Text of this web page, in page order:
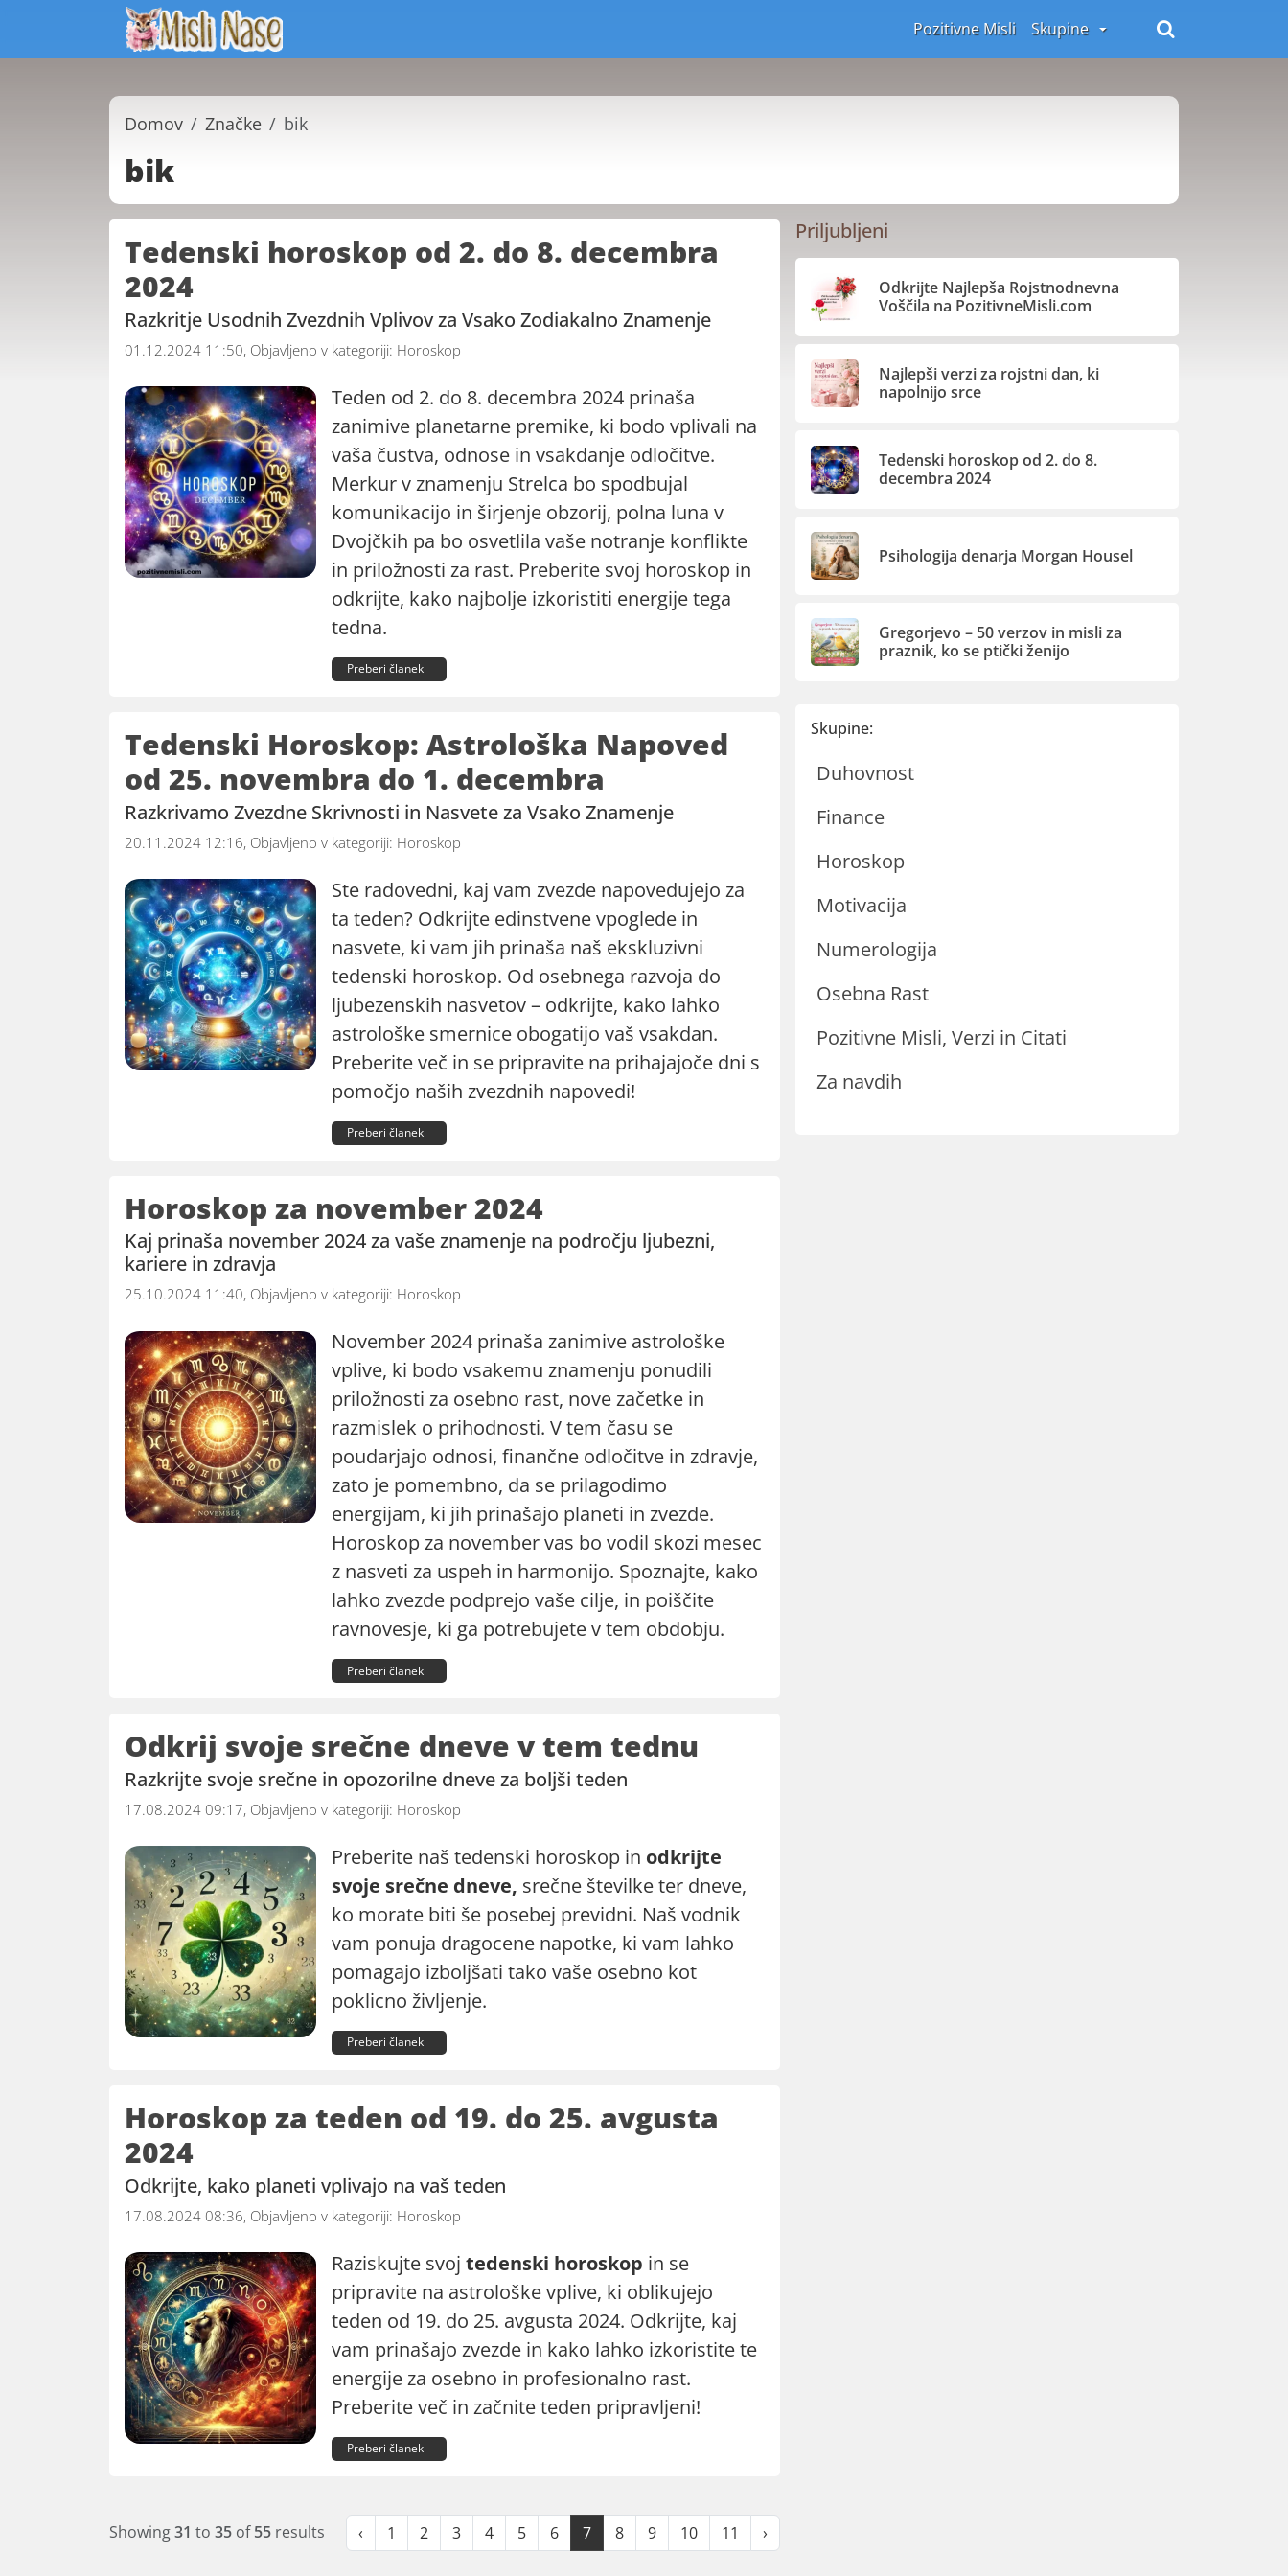
Pozitivne Misli Skupine
Domov Značke bik
bik
Tedenski horoskop od 2. do 8. decembra
2024
Razkritje Usodnih Zvezdnih Vplivov za Vsako Zodiakalno Znamenje
01.12.2024 11:50, Objavljeno v kategoriji: Horoskop
Teden od 2. do 8. decembra 2024 prinaša
zanimive planetarne premike, ki bodo vplivali na
vaša čustva, odnose in vsakdanje odločitve.
Merkur v znamenju Strelca bo spodbujal
komunikacijo in širjenje obzorij, polna luna v
Dvojčkih pa bo osvetlila vaše notranje konflikte
in priložnosti za rast. Preberite svoj horoskop in
odkrijte, kako najbolje izkoristiti energije tega
tedna.
Preberi članek
Tedenski Horoskop: Astrološka Napoved
od 25. novembra do 1. decembra
Razkrivamo Zvezdne Skrivnosti in Nasvete za Vsako Znamenje
20.11.2024 12:16, Objavljeno v kategoriji: Horoskop
Ste radovedni, kaj vam zvezde napovedujejo za
ta teden? Odkrijte edinstvene vpoglede in
nasvete, ki vam jih prinaša naš ekskluzivni
tedenski horoskop. Od osebnega razvoja do
ljubezenskih nasvetov – odkrijte, kako lahko
astrološke smernice obogatijo vaš vsakdan.
Preberite več in se pripravite na prihajajoče dni s
pomočjo naših zvezdnih napovedi!
Preberi članek
Horoskop za november 2024
Kaj prinaša november 2024 za vaše znamenje na področju ljubezni,
kariere in zdravja
25.10.2024 11:40, Objavljeno v kategoriji: Horoskop
November 2024 prinaša zanimive astrološke
vplive, ki bodo vsakemu znamenju ponudili
priložnosti za osebno rast, nove začetke in
razmislek o prihodnosti. V tem času se
poudarjajo odnosi, finančne odločitve in zdravje,
zato je pomembno, da se prilagodimo
energijam, ki jih prinašajo planeti in zvezde.
Horoskop za november vas bo vodil skozi mesec
z nasveti za uspeh in harmonijo. Spoznajte, kako
lahko zvezde podprejo vaše cilje, in poiščite
ravnovesje, ki ga potrebujete v tem obdobju.
Preberi članek
Odkrij svoje srečne dneve v tem tednu
Razkrijte svoje srečne in opozorilne dneve za boljši teden
17.08.2024 09:17, Objavljeno v kategoriji: Horoskop
Preberite naš tedenski horoskop in odkrijte
svoje srečne dneve, srečne številke ter dneve,
ko morate biti še posebej previdni. Naš vodnik
vam ponuja dragocene napotke, ki vam lahko
pomagajo izboljšati tako vaše osebno kot
poklicno življenje.
Preberi članek
Horoskop za teden od 19. do 25. avgusta
2024
Odkrijte, kako planeti vplivajo na vaš teden
17.08.2024 08:36, Objavljeno v kategoriji: Horoskop
Raziskujte svoj tedenski horoskop in se
pripravite na astrološke vplive, ki oblikujejo
teden od 19. do 25. avgusta 2024. Odkrijte, kaj
vam prinašajo zvezde in kako lahko izkoristite te
energije za osebno in profesionalno rast.
Preberite več in začnite teden pripravljeni!
Preberi članek
Showing31 to 35 of55 results ‹ 1 2 3 4 5 6 7 8 9 10 11 ›
Priljubljeni
Odkrijte Najlepša Rojstnodnevna
Voščila na PozitivneMisli.com
Najlepši verzi za rojstni dan, ki
napolnijo srce
Tedenski horoskop od 2. do 8.
decembra 2024
Psihologija denarja Morgan Housel
Gregorjevo – 50 verzov in misli za
praznik, ko se ptički ženijo
Skupine:
Duhovnost
Finance
Horoskop
Motivacija
Numerologija
Osebna Rast
Pozitivne Misli, Verzi in Citati
Za navdih